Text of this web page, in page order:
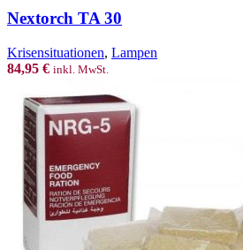
product
Nextorch TA 30
Krisensituationen, Lampen
84,95 € inkl. MwSt.